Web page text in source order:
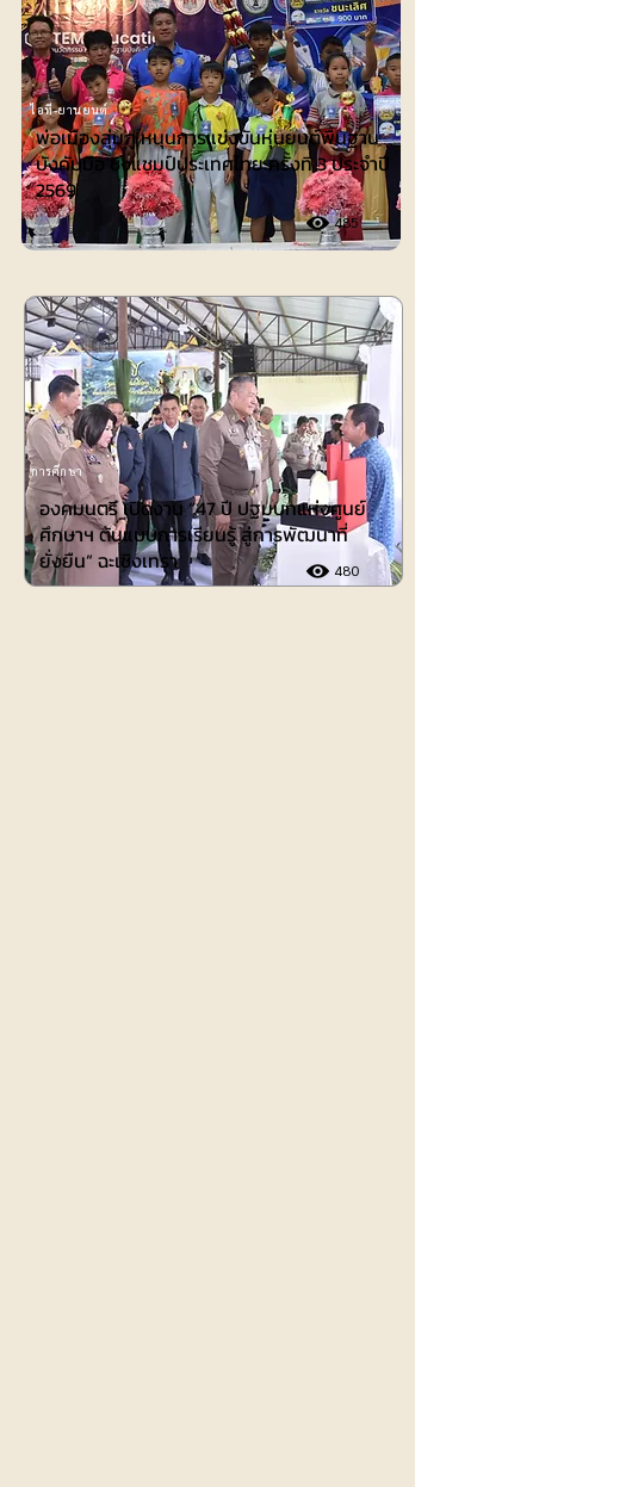
ไอที-ยานยนต์
พ่อเมืองลุ่มภู หนุนการแข่งขันหุ่นยนต์พื้นฐาน
บังคับมือ ชิงแชมป์ประเทศไทย ครั้งที่ 3 ประจำปี
2569
485
การศึกษา
องคมนตรี เปิดงาน “47 ปี ปฐมบทแห่งศูนย์
ศึกษาฯ ต้นแบบการเรียนรู้ สู่การพัฒนาที่
ยั่งยืน” ฉะเชิงเทรา
480